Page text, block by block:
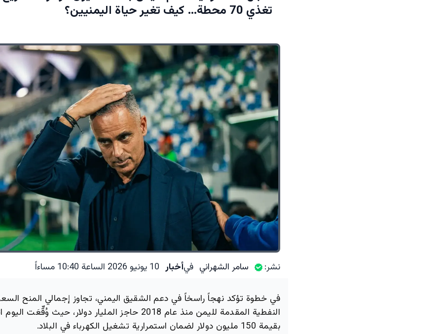
تغذي 70 محطة… كيف تغير حياة اليمنيين؟
نشر: سامر الشهراني فيأخبار 10 يونيو 2026 الساعة 10:40 مساءاً
في خطوة تؤكد نهجاً راسخاً في دعم الشقيق اليمني، تجاوز إجمالي المنح
النفطية المقدمة لليمن منذ عام 2018 حاجز المليار دولار، حيث
بقيمة 150 مليون دولار لضمان استمرارية تشغيل الكهرباء في البلاد.